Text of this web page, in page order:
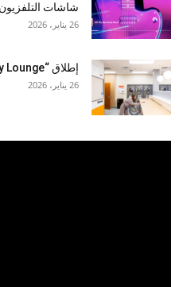
شاشات التلفزيون
26 يناير، 2026
إطلاق “Laundry Lounge” من إل جي للإلكترونيات
26 يناير، 2026